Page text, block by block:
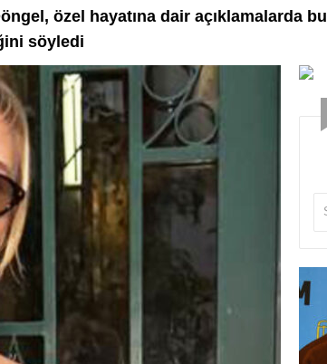
özel hayatına dair açıklamalarda
söyledi